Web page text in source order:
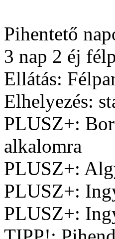
Pihentető
3 nap 2 éj
Ellátás:
Elhelyezés:
PLUSZ+:
alkalomra
PLUSZ+:
PLUSZ+:
PLUSZ+: